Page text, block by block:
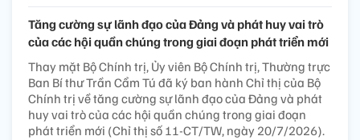
Tăng cường sự lãnh đạo của Đảng và phát huy vai trò
của các hội quần chúng trong giai đoạn phát triển mới
Thay mặt Bộ Chính trị, Ủy viên Bộ Chính trị, Thường trực
Ban Bí thư Trần Cẩm Tú đã ký ban hành Chỉ thị của Bộ
Chính trị về tăng cường sự lãnh đạo của Đảng và phát
huy vai trò của các hội quần chúng trong giai đoạn
phát triển mới (Chỉ thị số 11-CT/TW, ngày 20/7/2026).